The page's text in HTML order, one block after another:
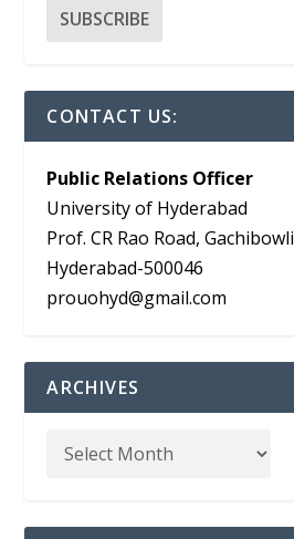
CONTACT US:
Public Relations Officer
University of Hyderabad
Prof. CR Rao Road, Gachibowli
Hyderabad-500046
prouohyd@gmail.com
ARCHIVES